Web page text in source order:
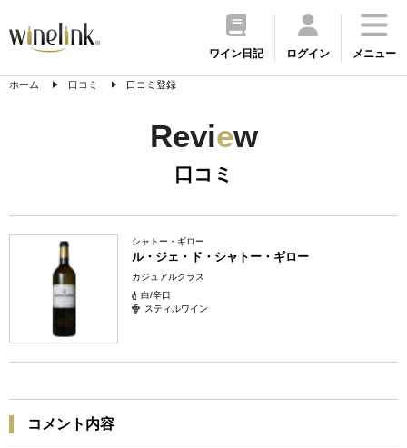
ワイン日記 ログイン メニュー
ホーム 口コミ 口コミ登録
Review
口コミ
シャトー・ギロー
ル・ジェ・ド・シャトー・ギロー
カジュアルクラス
白/辛口
スティルワイン
コメント内容